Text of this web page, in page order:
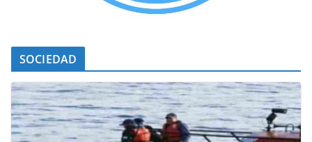
SOCIEDAD